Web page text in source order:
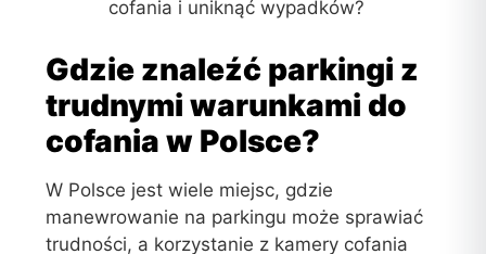
Gdzie znaleźć parkingi z
trudnymi warunkami do
cofania w Polsce?
W Polsce jest wiele miejsc, gdzie
manewrowanie na parkingu może sprawiać
trudności, a korzystanie z kamery cofania